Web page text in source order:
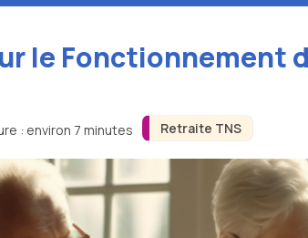
Retraite TNS
le Fonctionnement
: environ 7 minutes